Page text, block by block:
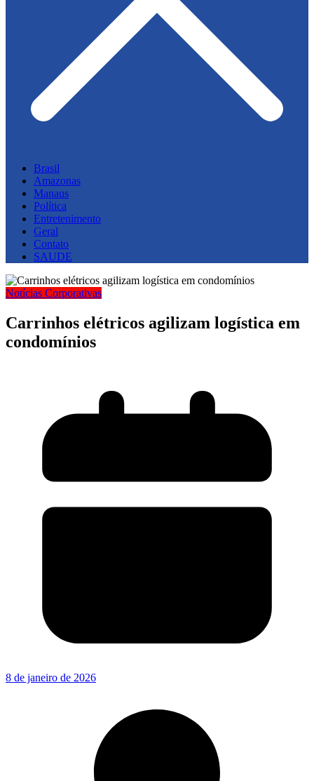
Brasil
Amazonas
Manaus
Política
Entretenimento
Geral
Contato
SAUDE
Notícias Corporativas
Carrinhos elétricos agilizam logística em
condomínios
8 de janeiro de 2026